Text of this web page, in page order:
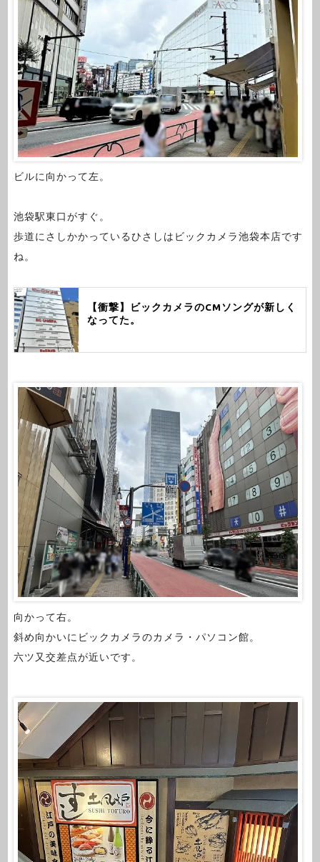
ビルに向かって左。
池袋駅東口がすぐ。
歩道にさしかかっているひさしはビックカメラ池袋本店です
ね。
【衝撃】ビックカメラのCMソングが新しく
なってた。
向かって右。
斜め向かいにビックカメラのカメラ・パソコン館。
六ツ又交差点が近いです。